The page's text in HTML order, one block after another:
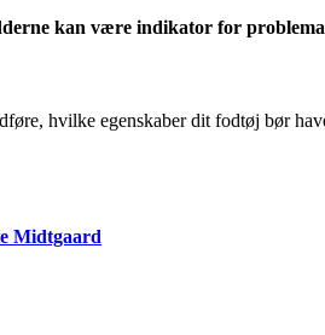
kan være indikator for
hvilke egenskaber dit fodtøj bør
Midtgaard